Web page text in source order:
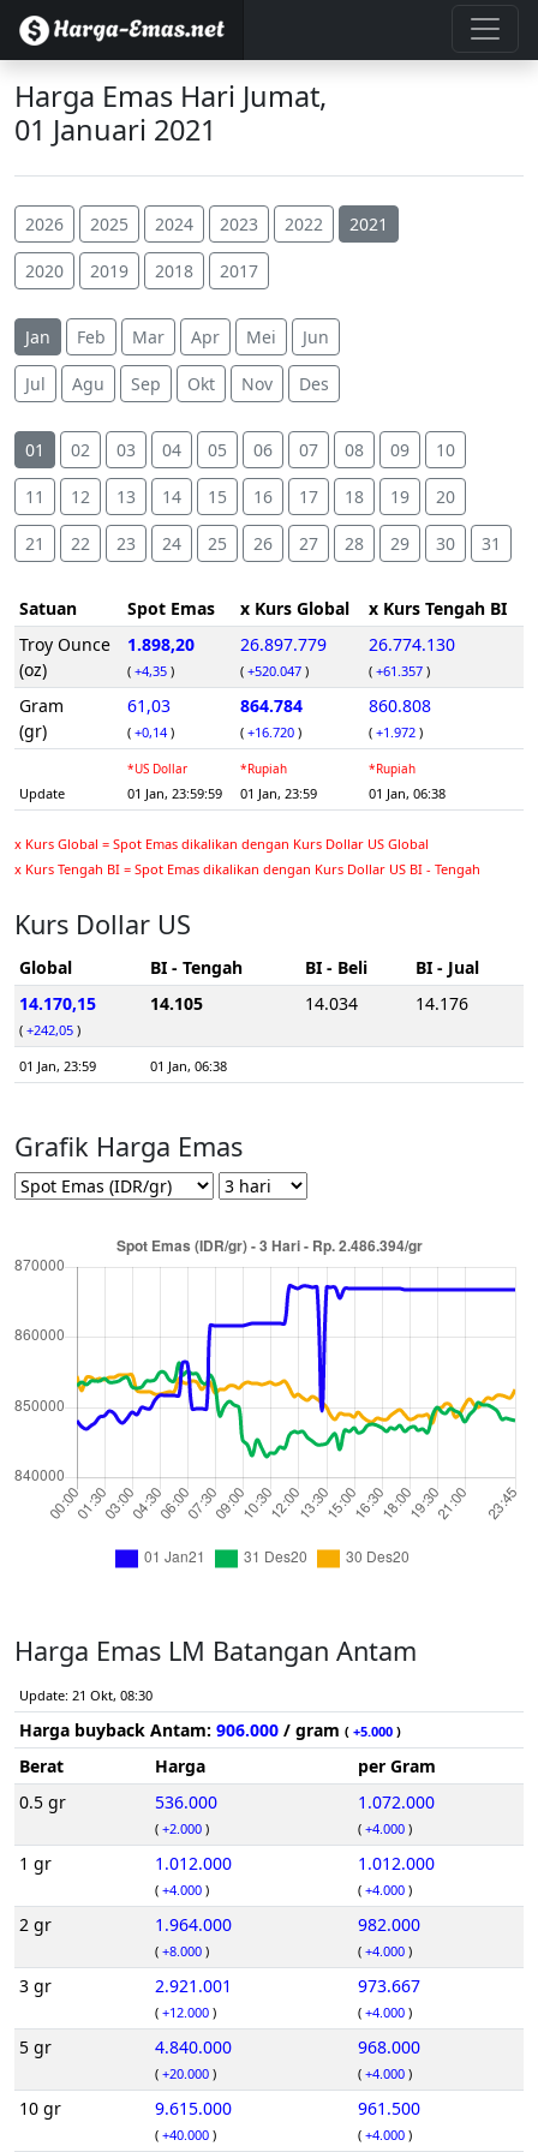
Harga Emas Hari Jumat,
01 Januari 2021
2026 2025 2024 2023 2022 2021
2020 2019 2018 2017
Jan Feb Mar Apr Mei Jun
Jul Agu Sep Okt Nov Des
01 02 03 04 05 06 07 08 09 10
11 12 13 14 15 16 17 18 19 20
21 22 23 24 25 26 27 28 29 30 31
Satuan Spot Emas x Kurs Global
x Kurs Tengah BI
Troy Ounce
(oz)
1.898,20
( +4,35 )
26.897.779
( +520.047 )
26.774.130
( +61.357 )
Gram
(gr)
61,03
( +0,14 )
864.784
( +16.720 )
860.808
( +1.972 )
Update
*US Dollar
01 Jan, 23:59:59
*Rupiah
01 Jan, 23:59
*Rupiah
01 Jan, 06:38
x Kurs Global = Spot Emas dikalikan dengan Kurs Dollar US Global
x Kurs Tengah BI = Spot Emas dikalikan dengan Kurs Dollar US BI - Tengah
Kurs Dollar US
Global BI - Tengah BI - Beli
BI - Jual
14.170,15
( +242,05 )
14.105 14.034 14.176
01 Jan, 23:59 01 Jan, 06:38
Grafik Harga Emas
Harga Emas LM Batangan Antam
Update: 21 Okt, 08:30
Harga buyback Antam: 906.000 / gram ( +5.000 )
Berat Harga
per Gram
0.5 gr
536.000
( +2.000 )
1.072.000
( +4.000 )
1 gr 1.012.000
( +4.000 )
1.012.000
( +4.000 )
2 gr 1.964.000
( +8.000 )
982.000
( +4.000 )
3 gr 2.921.001
( +12.000 )
973.667
( +4.000 )
5 gr 4.840.000
( +20.000 )
968.000
( +4.000 )
10 gr 9.615.000
( +40.000 )
961.500
( +4.000 )